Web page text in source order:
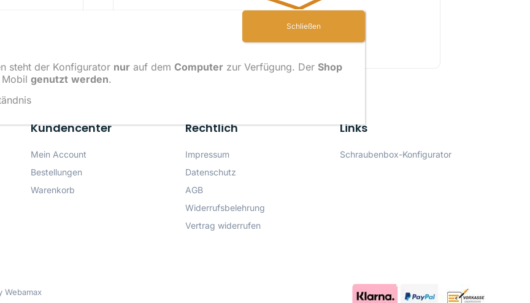
Kundencenter
Mein Account
Bestellungen
Warenkorb
Rechtlich
Impressum
Datenschutz
AGB
Widerrufsbelehrung
Vertrag widerrufen
Links
Schraubenbox-Konfigurator
Webamax
steht der Konfigurator nurauf dem Computerzur Verfügung. Der Shop
genutzt werden.
Schließen